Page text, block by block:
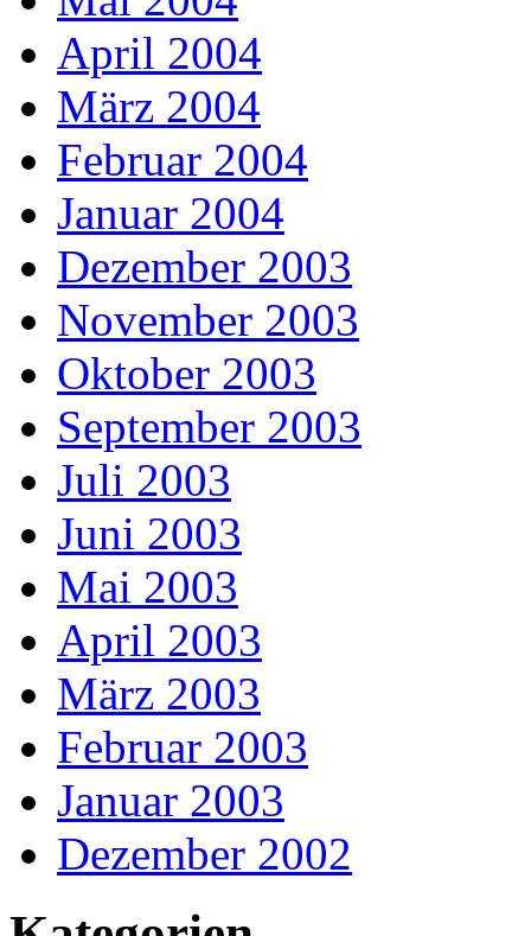
April 2004
März 2004
Februar 2004
Januar 2004
Dezember 2003
November 2003
Oktober 2003
September 2003
Juli 2003
Juni 2003
Mai 2003
April 2003
März 2003
Februar 2003
Januar 2003
Dezember 2002